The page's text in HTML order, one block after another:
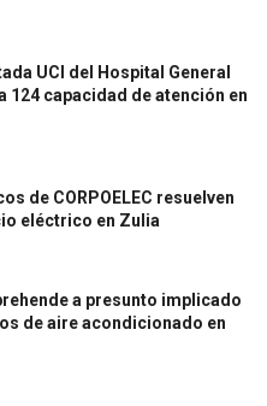
UCI del Hospital General
124 capacidad de atención en
de CORPOELEC resuelven
eléctrico en Zulia
a presunto implicado
de aire acondicionado en